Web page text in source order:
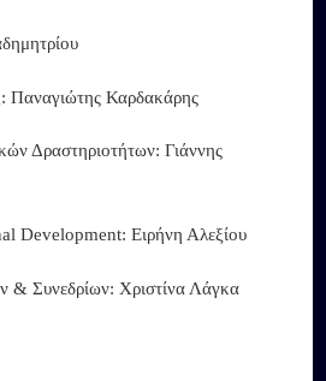
Παναγιώτης Καρδακάρης
Δραστηριοτήτων: Γιάννης
Development: Ειρήνη Αλεξίου
& Συνεδρίων: Χριστίνα Λάγκα